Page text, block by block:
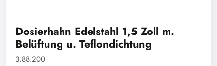
Dosierhahn Edelstahl 1,5 Zoll m.
Belüftung u. Teflondichtung
3.88.200